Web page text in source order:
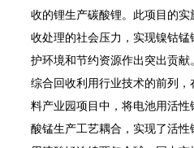
收的锂生产碳酸锂。此项目的实
收处理的社会压力，实现镍钴锰
护环境和节约资源作出突出贡献
综合回收利用行业技术的前列
料产业园项目中，将电池用活
酸锰生产工艺耦合，实现了活性